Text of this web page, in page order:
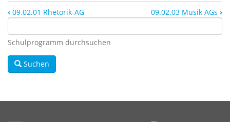
‹ 09.02.01 Rhetorik-AG 09.02.03 Musik AGs ›
Schulprogramm durchsuchen
Suchen